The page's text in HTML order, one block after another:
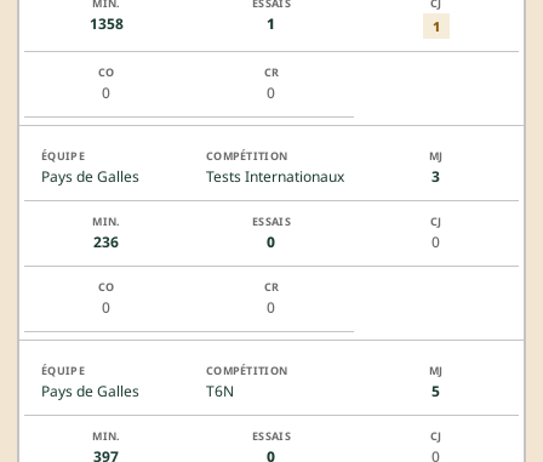
1358 1 1
0 0
Pays de Galles Tests Internationaux 3
236 0 0
0 0
Pays de Galles T6N 5
397 0 0